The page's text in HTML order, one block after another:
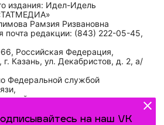
на наш VK
издания: Идел-Идель
Рамзия Ризвановна
почта редакции: (843) 222-05-45,
Российская Федерация,
г. Казань, ул. Декабристов, д. 2, а/
Федеральной службой
(Роскомнадзор)